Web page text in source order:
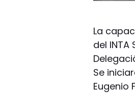
La
del INTA
Se
Eugenio